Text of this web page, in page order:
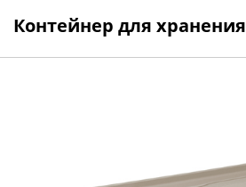
Контейнер для хранения